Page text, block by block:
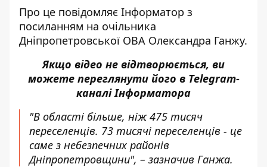
Про це повідомляє Інформатор з
посиланням на очільника
Дніпропетровської ОВА Олександра Ганжу.
Якщо відео не відтворюється, ви
можете переглянути його в Telegram-
каналі Інформатора
"В області більше, ніж 475 тисяч
переселенців. 73 тисячі переселенців - це
саме з небезпечних районів
Дніпропетровщини", – зазначив Ганжа.